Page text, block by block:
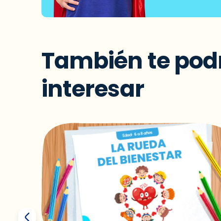
También te
interesar